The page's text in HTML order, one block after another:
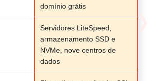
domínio grátis
Servidores LiteSpeed,
armazenamento SSD e
NVMe, nove centros de
dados